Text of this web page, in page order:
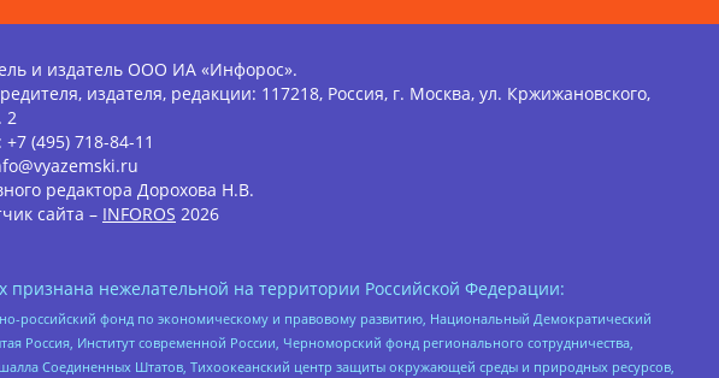
и издатель ООО ИА «Инфорос».
издателя, редакции: 117218, Россия, г. Москва, ул. Кржижановского,
2
(495) 718-84-11
редактора Дорохова Н.В.
сайта – INFOROS 2026
нежелательной на территории Российской Федерации:
российский фонд по экономическому и правовому развитию, Национальный Демократический
Россия, Институт современной России, Черноморский фонд регионального сотрудничества,
Соединенных Штатов, Тихоокеанский центр защиты окружающей среды и природных ресурсов,